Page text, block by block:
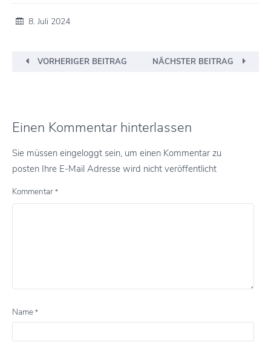
8. Juli 2024
VORHERIGER BEITRAG NÄCHSTER BEITRAG
Einen Kommentar hinterlassen
Sie müssen eingeloggt sein, um einen Kommentar zu
posten Ihre E-Mail Adresse wird nicht veröffentlicht
Kommentar *
Name *